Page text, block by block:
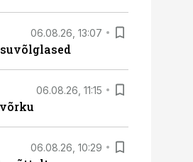
06.08.26, 13:07
06.08.26, 11:15
06.08.26, 10:29